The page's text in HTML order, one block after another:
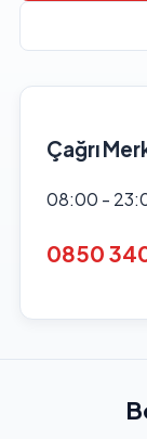
Çağrı
08:00 -
0850